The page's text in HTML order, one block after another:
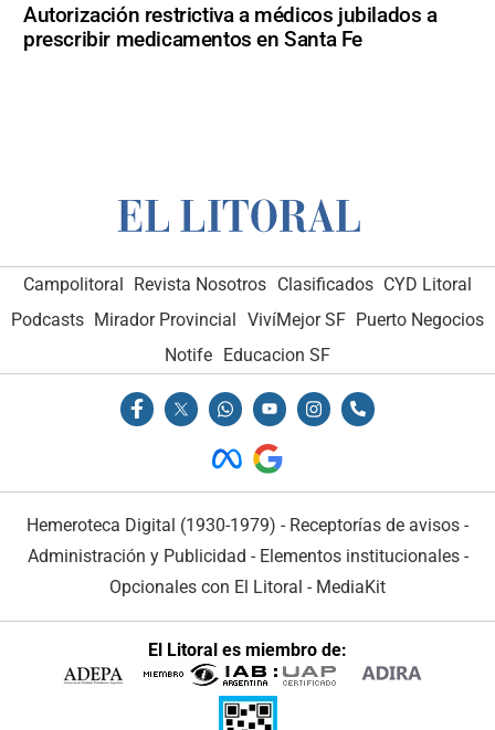
Autorización restrictiva a médicos jubilados a
prescribir medicamentos en Santa Fe
Campolitoral Revista Nosotros Clasificados CYD Litoral
Podcasts Mirador Provincial VivíMejor SF Puerto Negocios
Notife
Educacion SF
Hemeroteca Digital (1930-1979) - Receptorías de avisos -
Administración y Publicidad - Elementos institucionales-
Opcionales con El Litoral - MediaKit
El Litoral es miembro de: